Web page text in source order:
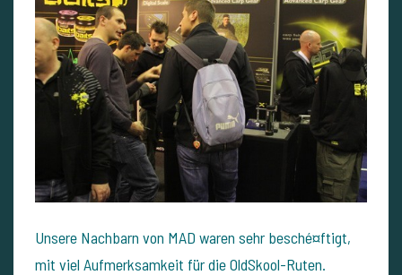
Unsere Nachbarn von MAD waren sehr besché¤ftigt,
mit viel Aufmerksamkeit für die OldSkool-Ruten.